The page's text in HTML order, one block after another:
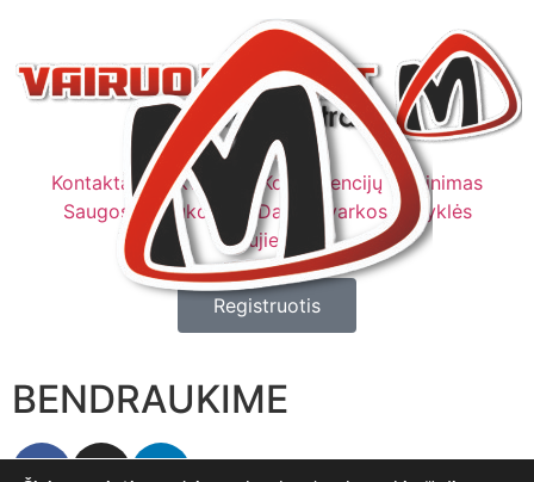
Kontaktai Rekvizitai
Kompetencijų vertinimas
Saugos instrukcijos
Darbo tvarkos taisyklės
Naujienos
Registruotis
BENDRAUKIME